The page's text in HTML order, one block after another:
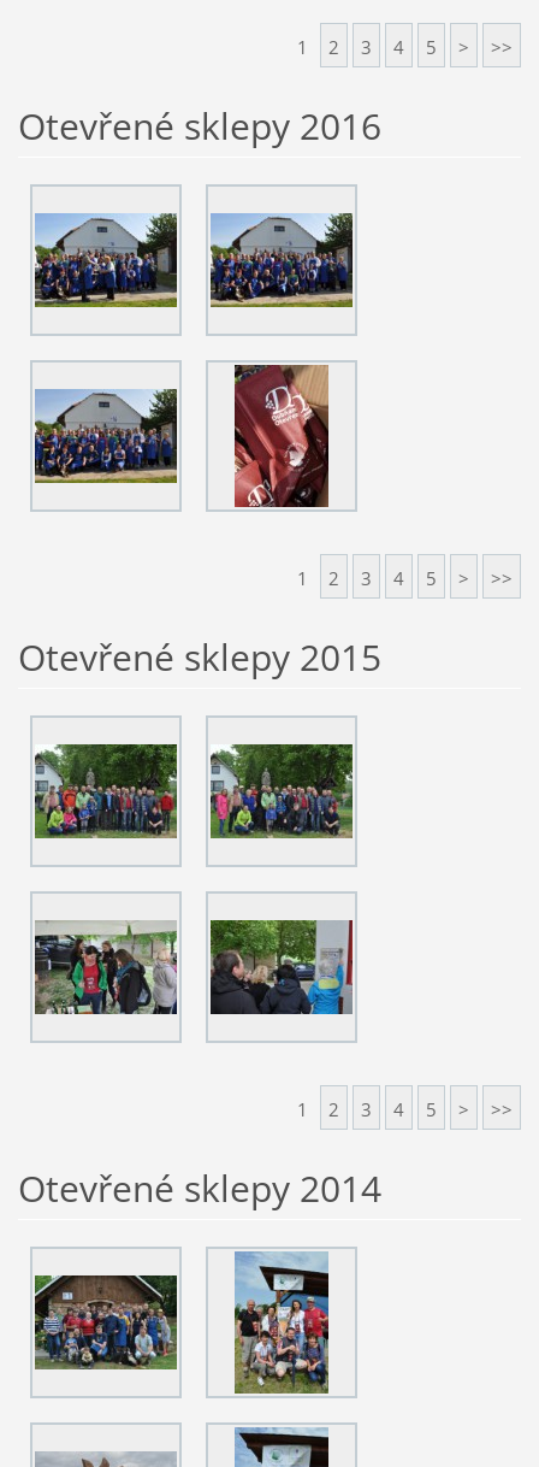
1 2 3 4 5 > >>
Otevřené sklepy 2016
1 2 3 4 5 > >>
Otevřené sklepy 2015
1 2 3 4 5 > >>
Otevřené sklepy 2014